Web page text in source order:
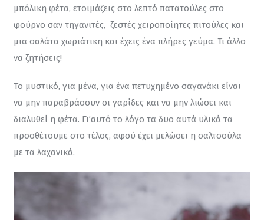
μπόλικη φέτα, ετοιμάζεις στο λεπτό πατατούλες στο
φούρνο σαν τηγανιτές,  ζεστές χειροποίητες πιτούλες και
μια σαλάτα χωριάτικη και έχεις ένα πλήρες γεύμα. Τι άλλο
να ζητήσεις!
Το μυστικό, για μένα, για ένα πετυχημένο σαγανάκι είναι
να μην παραβράσουν οι γαρίδες και να μην λιώσει και
διαλυθεί η φέτα. Γι’αυτό το λόγο τα δυο αυτά υλικά τα
προσθέτουμε στο τέλος, αφού έχει μελώσει η σαλτσούλα
με τα λαχανικά.